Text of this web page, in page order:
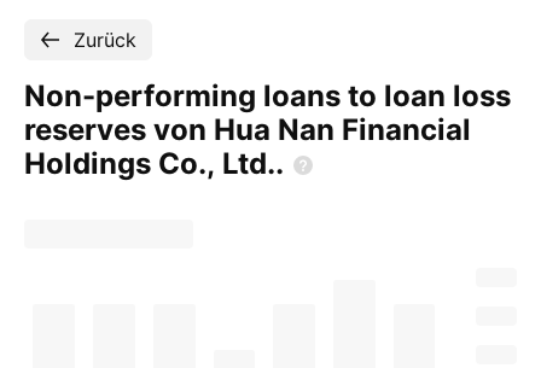
Zurück
Non-performing loans to loan loss
reserves von Hua Nan Financial
Holdings Co., Ltd..